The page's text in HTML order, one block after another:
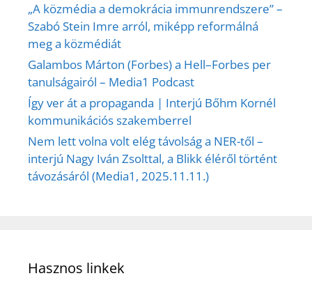
„A közmédia a demokrácia immunrendszere” –
Szabó Stein Imre arról, miképp reformálná
meg a közmédiát
Galambos Márton (Forbes) a Hell–Forbes per
tanulságairól – Media1 Podcast
Így ver át a propaganda | Interjú Bőhm Kornél
kommunikációs szakemberrel
Nem lett volna volt elég távolság a NER-től –
interjú Nagy Iván Zsolttal, a Blikk éléről történt
távozásáról (Media1, 2025.11.11.)
Hasznos linkek